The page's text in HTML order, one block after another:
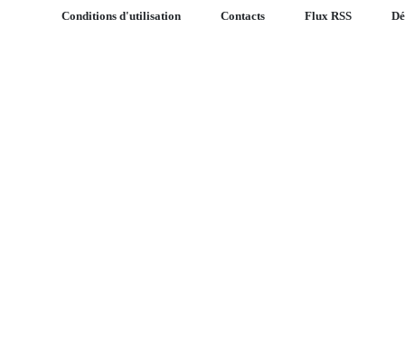
Conditions d'utilisation Contacts Flux RSS